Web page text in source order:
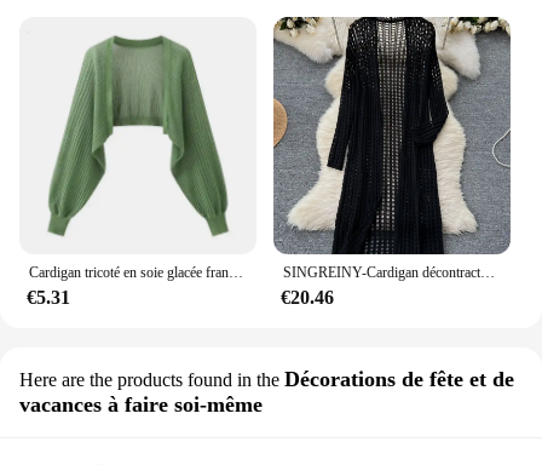
Cardigan tricoté en soie glacée française, résistant au soleil, veste fine d'été pour femmes, gilet, jupe à bretelles, châle, chemisier assorti extérieur
€5.31
SINGREINY-Cardigan décontracté de style coréen pour femmes, vêtements d'intérieur d'été pour femmes, châle fin Amissié, cardigan de vacances à la mode
€20.46
Here are the products found in the Décorations de fête et de
vacances à faire soi-même